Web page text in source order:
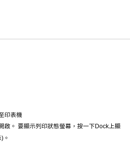
印表機
啟。 要顯示列印狀態螢幕，按一下Dock上顯
。